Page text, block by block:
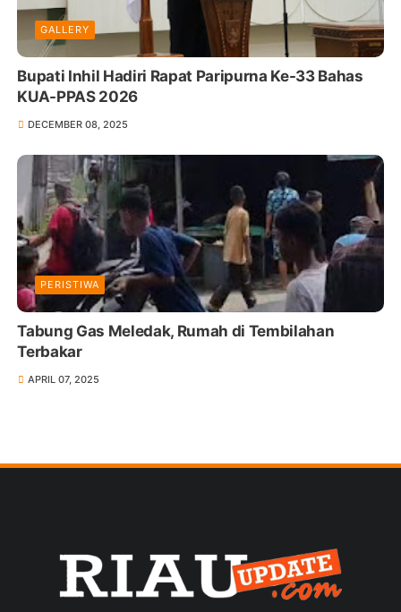
GALLERY
Bupati Inhil Hadiri Rapat Paripurna Ke-33 Bahas
KUA-PPAS 2026
DECEMBER 08, 2025
PERISTIWA
Tabung Gas Meledak, Rumah di Tembilahan
Terbakar
APRIL 07, 2025